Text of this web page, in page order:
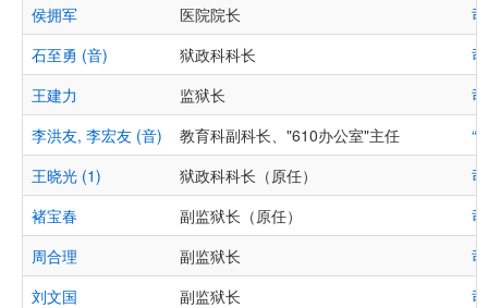
侯拥军 医院院长
石至勇 (音)
狱政科科长
王建力
监狱长
李洪友, 李宏友 (音)
教育科副科长、"610办公室"主任
王晓光 (1)
狱政科科长（原任）
褚宝春
副监狱长（原任）
周合理
副监狱长
刘文国
副监狱长